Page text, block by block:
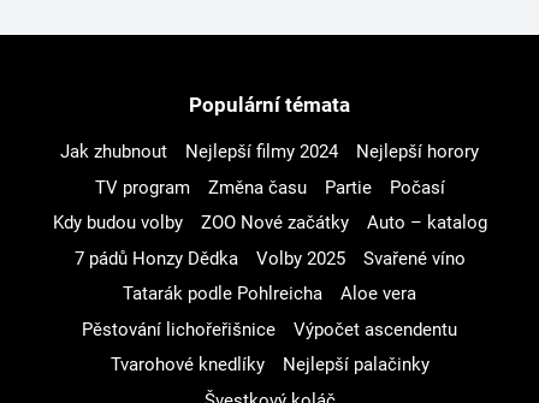
Populární témata
Jak zhubnout Nejlepší filmy 2024
Nejlepší horory
TV program
Změna času Partie
Počasí
Kdy budou volby
ZOO Nové začátky
Auto – katalog
7 pádů Honzy Dědka
Volby 2025
Svařené víno
Tatarák podle Pohlreicha
Aloe vera
Pěstování lichořeřišnice
Výpočet ascendentu
Tvarohové knedlíky
Nejlepší palačinky